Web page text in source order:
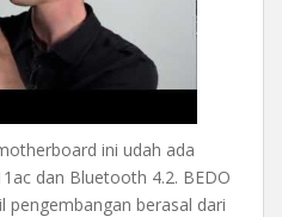
ini udah ada
dan Bluetooth 4.2. BEDO
pengembangan berasal dari